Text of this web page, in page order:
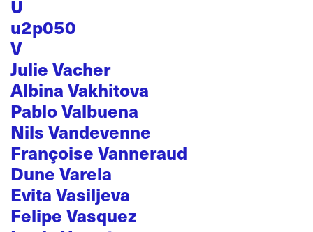
U
u2p050
V
Julie Vacher
Albina Vakhitova
Pablo Valbuena
Nils Vandevenne
Françoise Vanneraud
Dune Varela
Evita Vasiljeva
Felipe Vasquez